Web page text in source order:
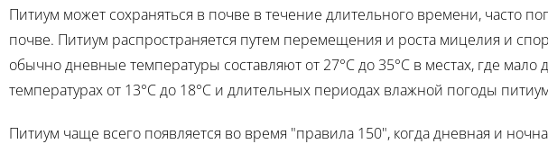
Питиум может сохраняться в почве в течение длительного времени, часто
почве. Питиум распространяется путем перемещения и роста мицелия и
обычно дневные температуры составляют от 27°C до 35°C в местах, где
температурах от 13°C до 18°C и длительных периодах влажной погоды
Питиум чаще всего появляется во время "правила 150", когда дневная и